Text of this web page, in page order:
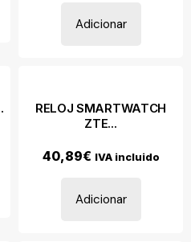
Adicionar
RELOJ SMARTWATCH
ZTE...
40,89€ IVA incluido
Adicionar